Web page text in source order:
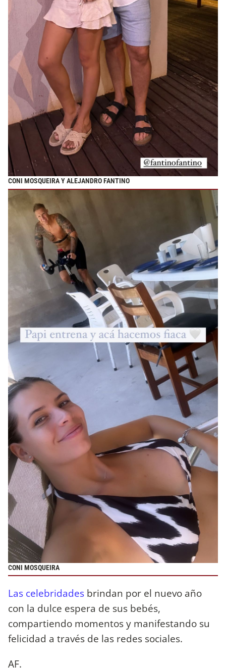
CONI MOSQUEIRA Y ALEJANDRO FANTINO
CONI MOSQUEIRA
Las celebridades brindan por el nuevo año
con la dulce espera de sus bebés,
compartiendo momentos y manifestando su
felicidad a través de las redes sociales.
AF.